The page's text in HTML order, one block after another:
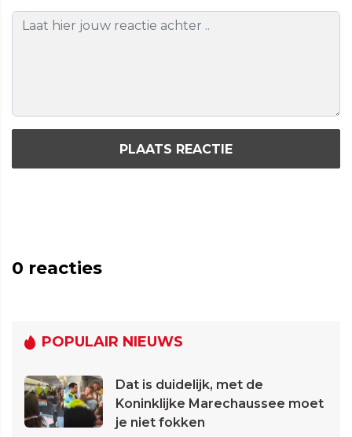
PLAATS REACTIE
0 reacties
POPULAIR NIEUWS
Dat is duidelijk, met de
Koninklijke Marechaussee moet
je niet fokken